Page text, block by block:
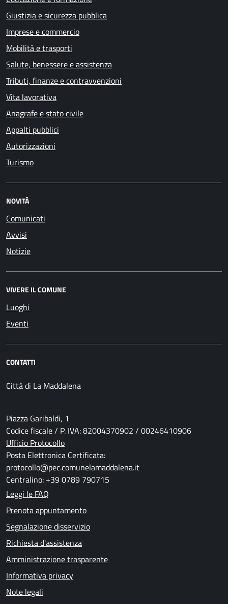
Giustizia e sicurezza pubblica
Imprese e commercio
Mobilità e trasporti
Salute, benessere e assistenza
Tributi, finanze e contravvenzioni
Vita lavorativa
Anagrafe e stato civile
Appalti pubblici
Autorizzazioni
Turismo
NOVITÀ
Comunicati
Avvisi
Notizie
VIVERE IL COMUNE
Luoghi
Eventi
CONTATTI
Città di La Maddalena
Piazza Garibaldi, 1
Codice fiscale / P. IVA: 82004370902 / 00246410906
Ufficio Protocollo
Posta Elettronica Certificata:
protocollo@pec.comunelamaddalena.it
Centralino: +39 0789 790715
Leggi le FAQ
Prenota appuntamento
Segnalazione disservizio
Richiesta d'assistenza
Amministrazione trasparente
Informativa privacy
Note legali